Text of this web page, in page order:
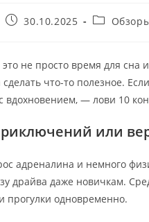
Запись30.10.2025
Рубрика
не просто время для сна
сделать что-то полезное.
вдохновением, — лови 10
или
адреналина и немного
драйва даже новичкам.
прогулки одновременно.